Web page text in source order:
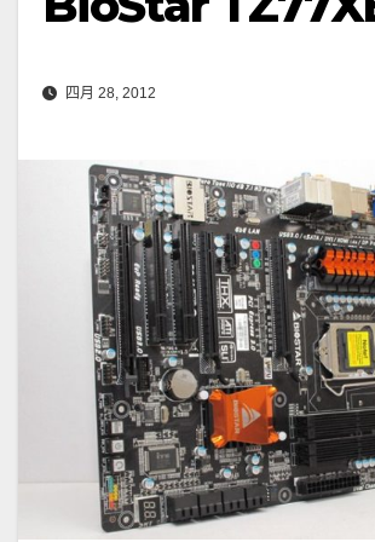
四月 28, 2012